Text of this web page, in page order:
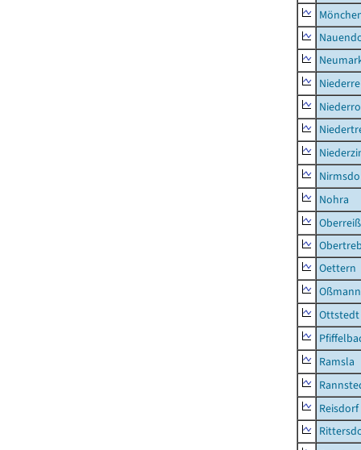
Nohra
Oettern
Ottstedt
Ramsla
Reisdorf